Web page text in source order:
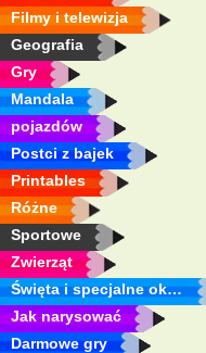
Filmy i telewizja
Geografia
Gry
Mandala
pojazdów
Postci z bajek
Printables
Różne
Sportowe
Zwierząt
Święta i specjalne okazje
Jak narysować
Darmowe gry